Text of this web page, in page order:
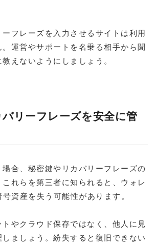
フレーズを入力させるサイトは利用
。運営やサポートを名乗る相手から聞
えないようにしましょう。
リーフレーズを安全に管
合、秘密鍵やリカバリーフレーズの
れらを第三者に知られると、ウォレ
資産を失う可能性があります。
やクラウド保存ではなく、他人に見
ましょう。紛失すると復旧できない